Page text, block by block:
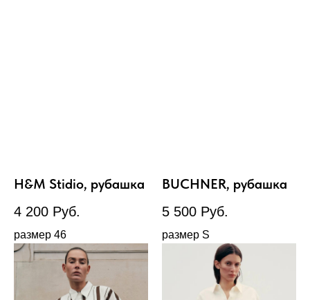
H&M Stidio, рубашка
4 200 Руб.
размер 46
BUCHNER, рубашка
5 500 Руб.
размер S